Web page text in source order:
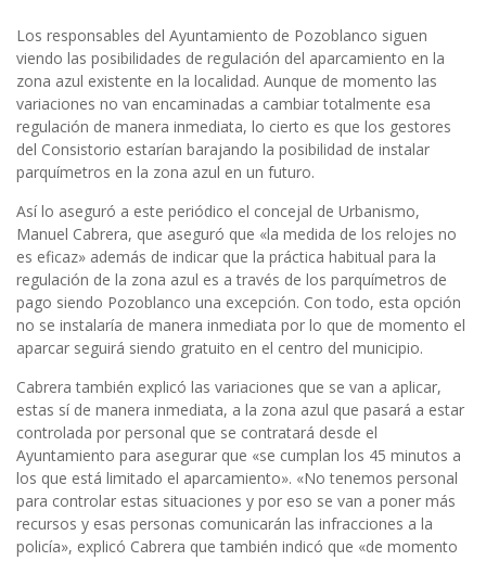
Los responsables del Ayuntamiento de Pozoblanco siguen
viendo las posibilidades de regulación del aparcamiento en la
zona azul existente en la localidad. Aunque de momento las
variaciones no van encaminadas a cambiar totalmente esa
regulación de manera inmediata, lo cierto es que los gestores
del Consistorio estarían barajando la posibilidad de instalar
parquímetros en la zona azul en un futuro.
Así lo aseguró a este periódico el concejal de Urbanismo,
Manuel Cabrera, que aseguró que «la medida de los relojes no
es eficaz» además de indicar que la práctica habitual para la
regulación de la zona azul es a través de los parquímetros de
pago siendo Pozoblanco una excepción. Con todo, esta opción
no se instalaría de manera inmediata por lo que de momento el
aparcar seguirá siendo gratuito en el centro del municipio.
Cabrera también explicó las variaciones que se van a aplicar,
estas sí de manera inmediata, a la zona azul que pasará a estar
controlada por personal que se contratará desde el
Ayuntamiento para asegurar que «se cumplan los 45 minutos a
los que está limitado el aparcamiento». «No tenemos personal
para controlar estas situaciones y por eso se van a poner más
recursos y esas personas comunicarán las infracciones a la
policía», explicó Cabrera que también indicó que «de momento